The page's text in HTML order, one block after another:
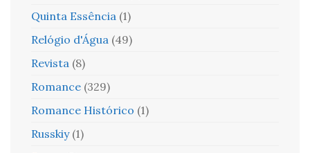
Quinta Essência (1)
Relógio d'Água (49)
Revista (8)
Romance (329)
Romance Histórico (1)
Russkiy (1)